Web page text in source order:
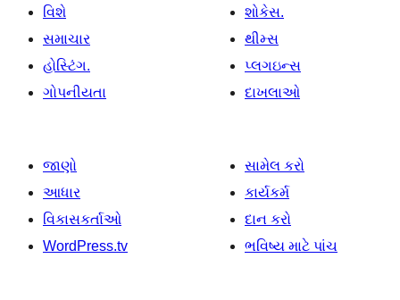
વિશે
સમાચાર
હોસ્ટિંગ.
ગોપનીયતા
શોકેસ.
થીમ્સ
પ્લગઇન્સ
દાખલાઓ
જાણો
આધાર
વિકાસકર્તાઓ
WordPress.tv
સામેલ કરો
કાર્યકર્મ
દાન કરો
ભવિષ્ય માટે પાંચ